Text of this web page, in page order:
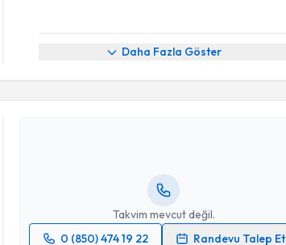
Daha Fazla Göster
Takvim mevcut değil.
0 (850) 474 19 22
Randevu Talep Et
Randevu Takvimi Talebi
Uzm. Dr. Meltem Özer